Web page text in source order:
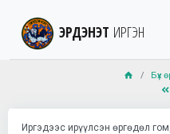
ЭРДЭНЭТ ИРГЭН
Бүх
Иргэдээс ирүүлсэн өргөдөл